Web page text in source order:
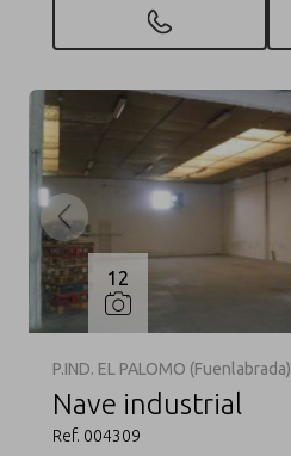
12
P.IND. EL PALOMO (Fuenlabrada)
Nave industrial
Ref. 004309